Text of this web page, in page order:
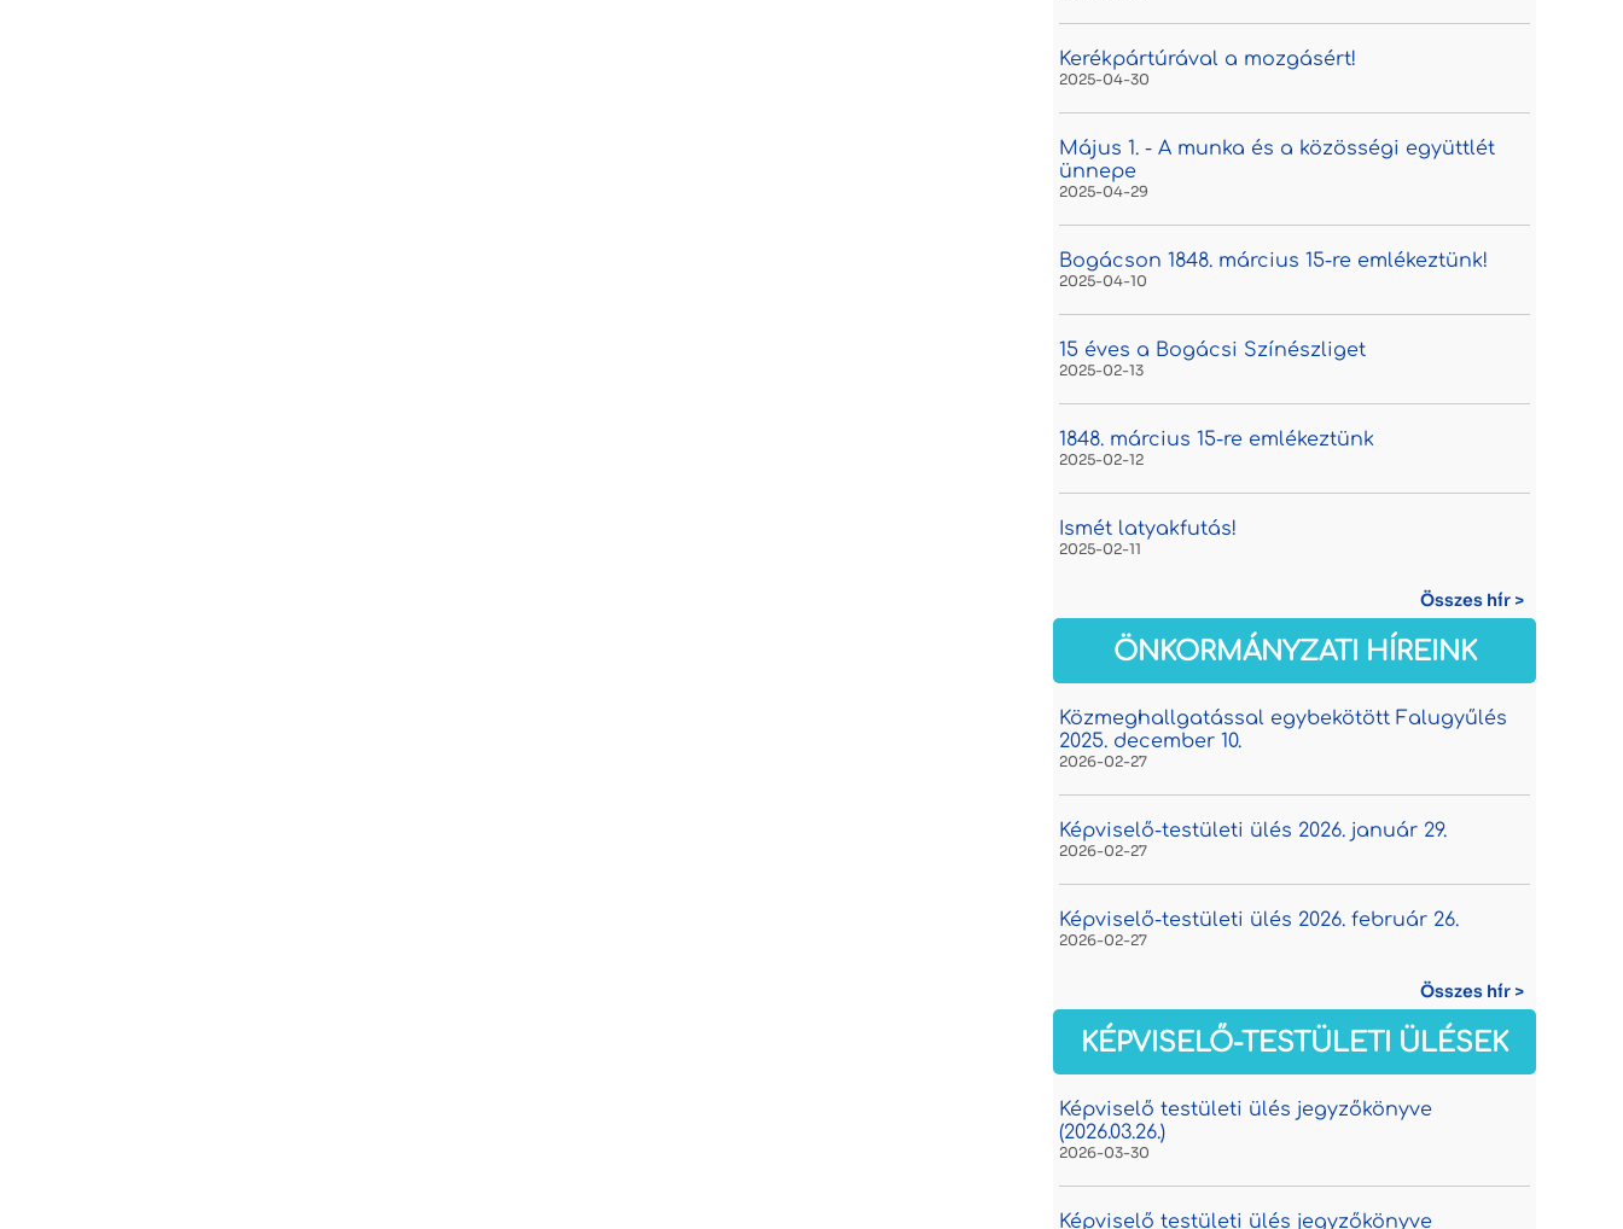
Kerékpártúrával a mozgásért!
2025-04-30
Május 1. - A munka és a közösségi együttlét
ünnepe
2025-04-29
Bogácson 1848. március 15-re emlékeztünk!
2025-04-10
15 éves a Bogácsi Színészliget
2025-02-13
1848. március 15-re emlékeztünk
2025-02-12
Ismét latyakfutás!
2025-02-11
Összes hír >
ÖNKORMÁNYZATI HÍREINK
Közmeghallgatással egybekötött Falugyűlés
2025. december 10.
2026-02-27
Képviselő-testületi ülés 2026. január 29.
2026-02-27
Képviselő-testületi ülés 2026. február 26.
2026-02-27
Összes hír >
KÉPVISELŐ-TESTÜLETI ÜLÉSEK
Képviselő testületi ülés jegyzőkönyve
(2026.03.26.)
2026-03-30
Képviselő testületi ülés jegyzőkönyve